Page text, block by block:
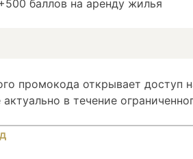
баллов на аренду жилья
промокода открывает
в течение